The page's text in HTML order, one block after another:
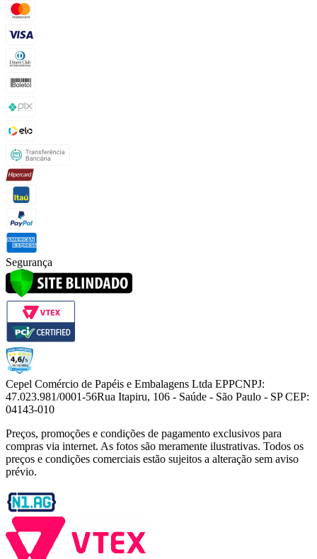
Segurança
Cepel Comércio de Papéis e Embalagens Ltda EPPCNPJ:
47.023.981/0001-56Rua Itapiru, 106 - Saúde - São Paulo - SP CEP:
04143-010
Preços, promoções e condições de pagamento exclusivos para
compras via internet. As fotos são meramente ilustrativas. Todos os
preços e condições comerciais estão sujeitos a alteração sem aviso
prévio.